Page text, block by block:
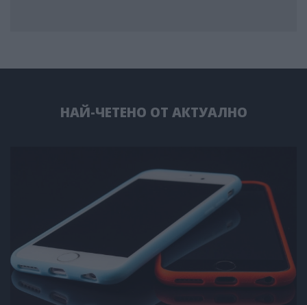
НАЙ-ЧЕТЕНО ОТ АКТУАЛНО